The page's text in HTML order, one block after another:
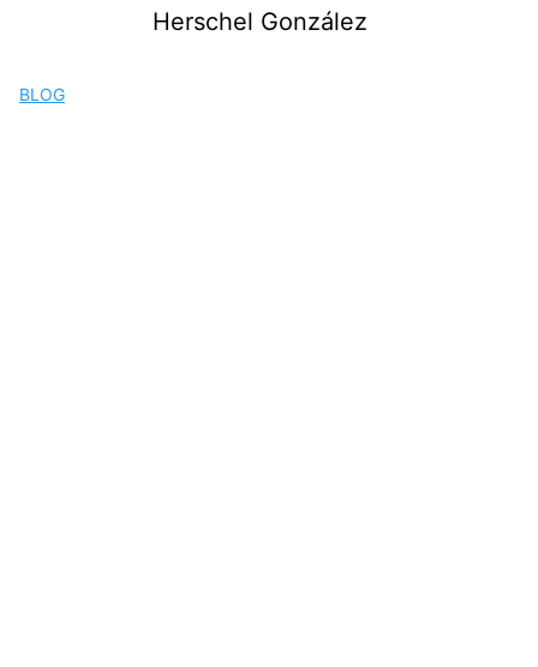
Herschel González
BLOG